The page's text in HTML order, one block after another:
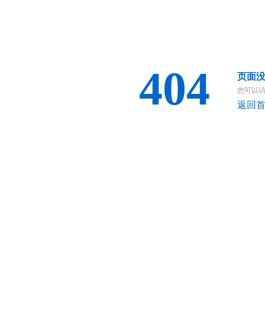
404 页面
您可以
返回